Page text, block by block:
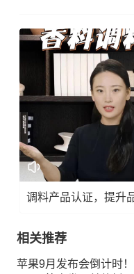
调料产品认证，提升
相关推荐
苹果9月发布会倒计时